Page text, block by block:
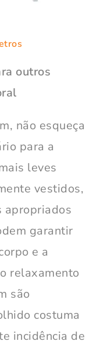
outros
não esqueça
para a
leves
vestidos,
apropriados
garantir
e a
relaxamento
são
costuma
incidência de